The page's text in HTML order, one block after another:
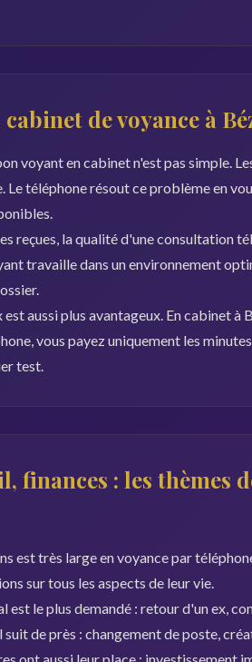
de voyance à
voyant en cabinet n'est pas simple.
Le téléphone résout ce problème en
reçues, la qualité d'une consultation
travaille dans un environnement
aussi plus avantageux. En cabinet à
vous payez uniquement les
test.
finances : les thèmes
est très large en voyance par
sur tous les aspects de leur vie.
est le plus demandé : retour d'un ex,
de près : changement de poste,